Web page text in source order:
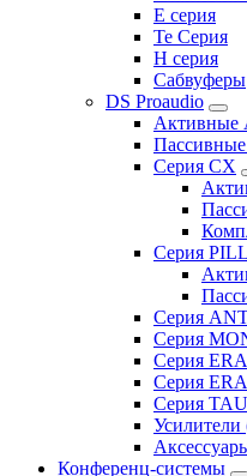
E серия
Te Серия
H серия
Сабвуферы
DS Proaudio
Активные
Серия CX
Серия
Серия
Серия
Серия
Серия
Серия
Конференц-системы